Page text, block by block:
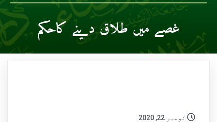
غصے میں طلاق دینے کاحکم
نومبر 22, 2020